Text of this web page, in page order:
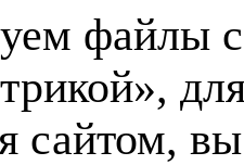
файлы
сайтом,